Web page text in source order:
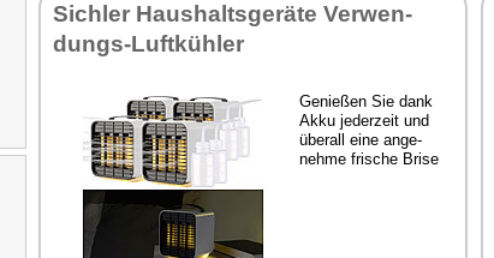
Sich­ler Haus­halts­ge­rä­te Ver­wen­
dungs-Luft­küh­ler
Ge­nie­ßen Sie dank
Ak­ku je­der­zeit und
über­all ei­ne an­ge­
neh­me fri­sche Bri­se